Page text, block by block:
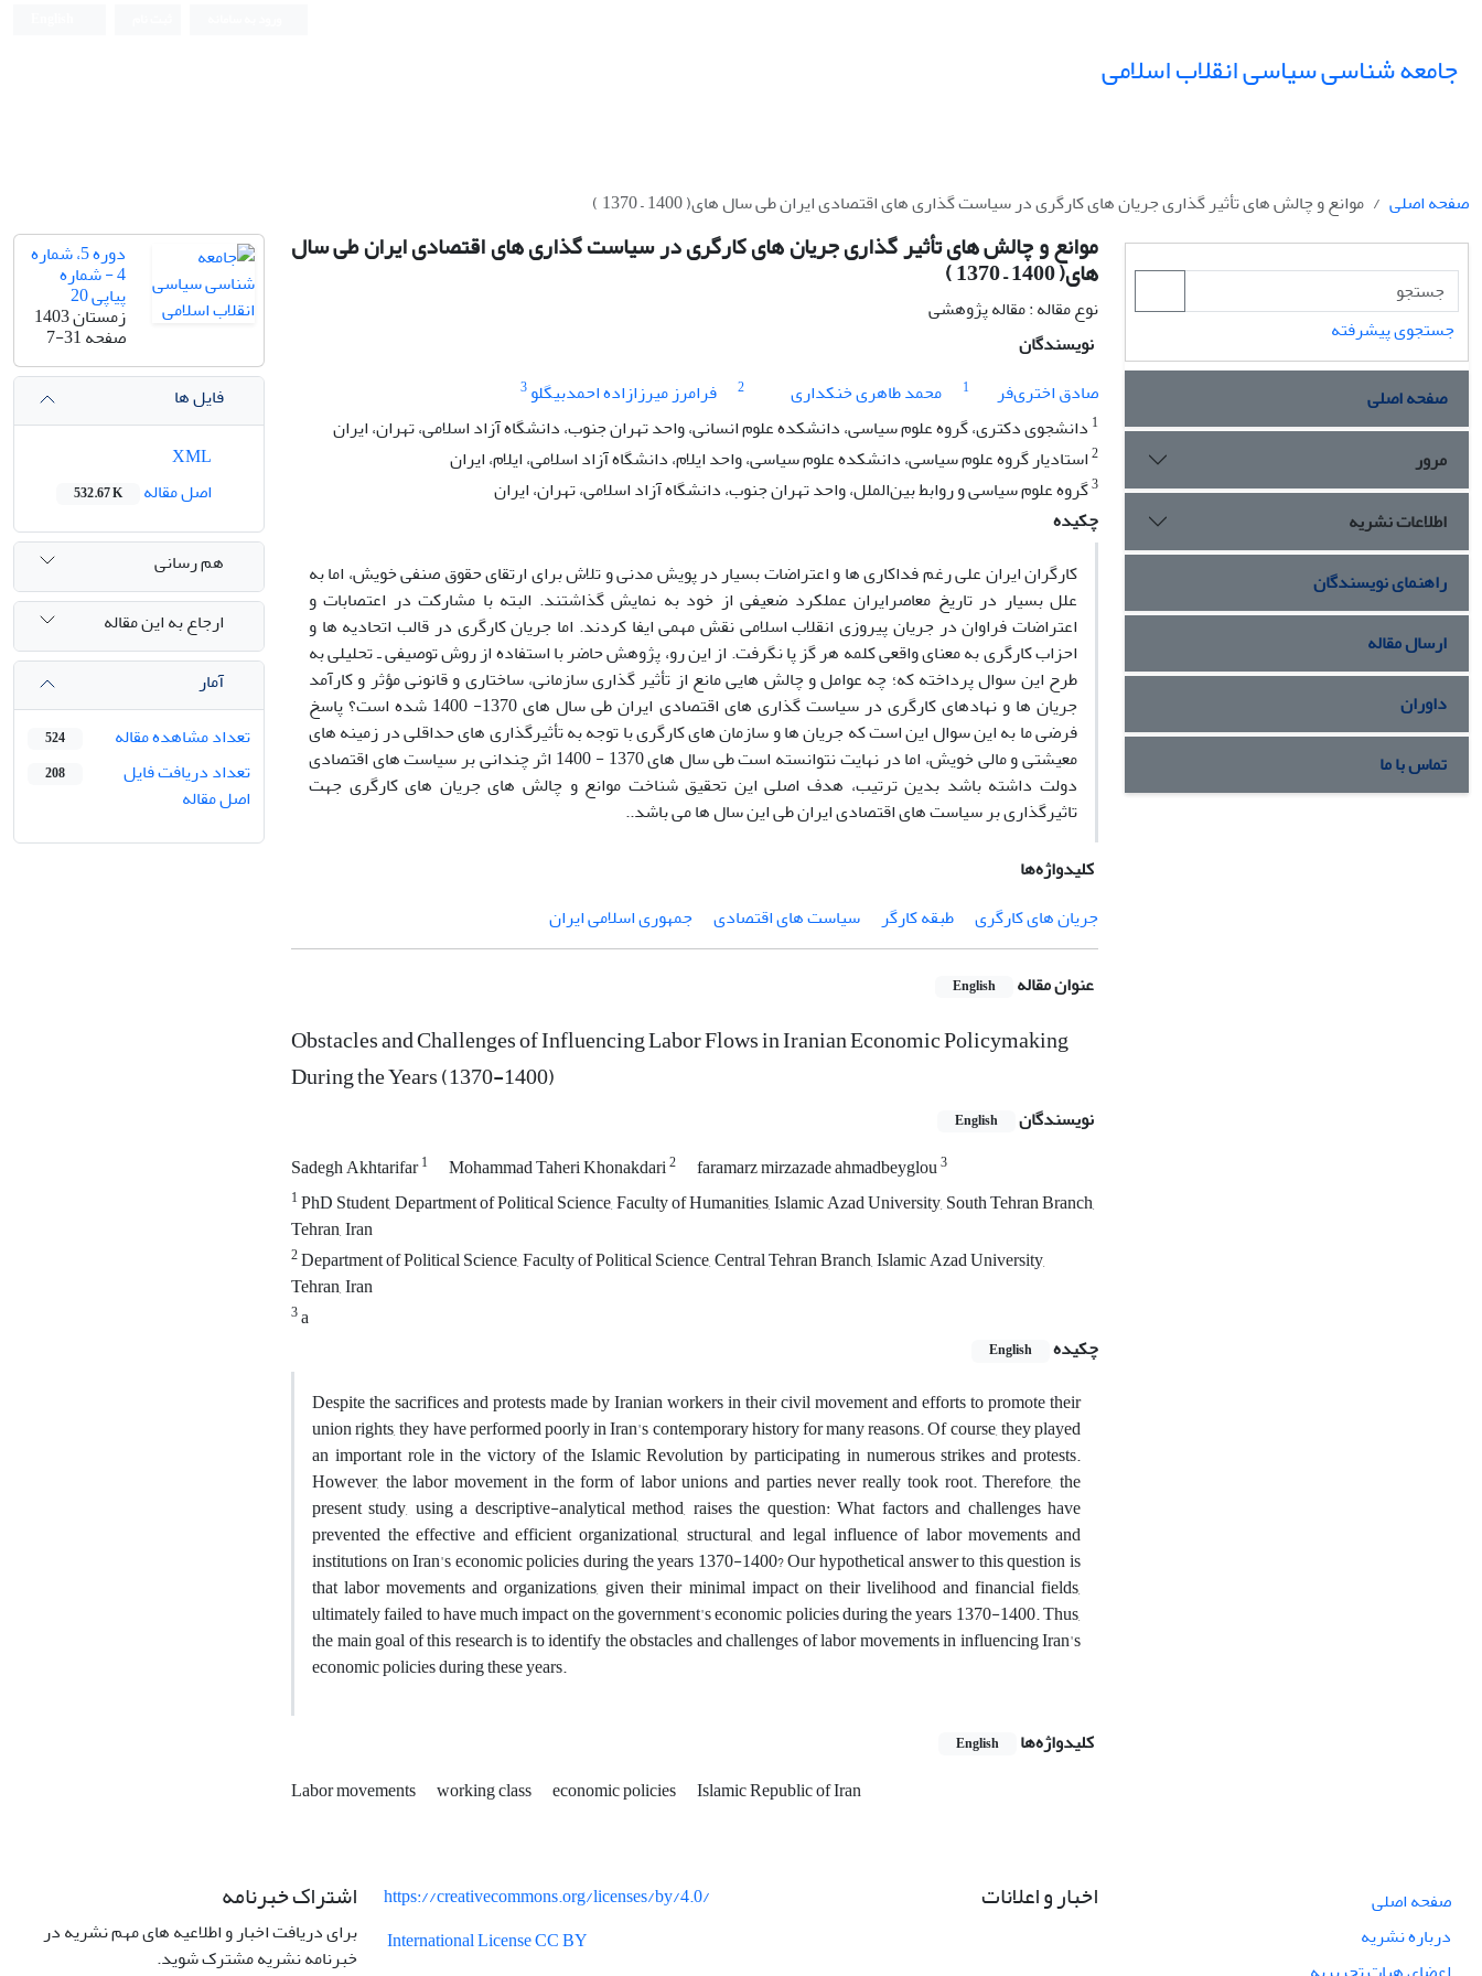
جامعه شناسی سیاسی انقلاب اسلامی
صفحه اصلی موانع و چالش های تأثیر گذاری جریان های کارگری در سیاست گذاری های اقتصادی ایران طی سال های( 1400 – 1370 )
موانع و چالش های تأثیر گذاری جریان های کارگری در سیاست گذاری های اقتصادی ایران طی سال
های( 1400 – 1370 )
نوع مقاله : مقاله پژوهشی
نویسندگان
صادق اختری‌فر
1 محمد طاهری خنکداری 2 فرامرز میرزازاده احمدبیگلو3
1 دانشجوی دکتری، گروه علوم سیاسی، دانشکده علوم انسانی، واحد تهران جنوب، دانشگاه آزاد اسلامی، تهران، ایران
2استادیار گروه علوم سیاسی، دانشکده علوم سیاسی، واحد ایلام، دانشگاه آزاد اسلامی، ایلام، ایران
3گروه علوم سیاسی و روابط بین‌الملل، واحد تهران جنوب، دانشگاه آزاد اسلامی، تهران، ایران
چکیده
کارگران ایران علی رغم فداکاری ها و اعتراضات بسیار در پویش مدنی و تلاش برای ارتقای حقوق صنفی خویش، اما به
علل بسیار در تاریخ معاصرایران عملکرد ضعیفی از خود به نمایش گذاشتند. البته با مشارکت در اعتصابات و
اعتراضات فراوان در جریان پیروزی انقلاب اسلامی نقش مهمی ایفا کردند. اما جریان کارگری در قالب اتحادیه ها و
احزاب کارگری به معنای واقعی کلمه هر گز پا نگرفت. از این رو، پژوهش حاضر با استفاده از روش توصیفی ـ تحلیلی به
طرح این سوال پرداخته که؛ چه عوامل و چالش هایی مانع از تأثیر گذاری سازمانی، ساختاری و قانونی مؤثر و کارآمد
جریان ها و نهادهای کارگری در سیاست گذاری های اقتصادی ایران طی سال های 1370- 1400 شده است؟ پاسخ
فرضی ما به این سوال این است که جریان ها و سازمان های کارگری با توجه به تأثیرگذاری های حداقلی در زمینه های
معیشتی و مالی خویش، اما در نهایت نتوانسته است طی سال های 1370 - 1400 اثر چندانی بر سیاست های اقتصادی
دولت داشته باشد بدین ترتیب، هدف اصلی این تحقیق شناخت موانع و چالش های جریان های کارگری جهت
تاثیرگذاری بر سیاست های اقتصادی ایران طی این سال ها می باشد..
کلیدواژه‌ها
جریان های کارگری
طبقه کارگر سیاست های اقتصادی جمهوری اسلامی ایران
عنوان مقاله English
Obstacles and Challenges of Influencing Labor Flows in Iranian Economic Policymaking
During the Years (1370-1400)
نویسندگان English
Sadegh Akhtarifar1 Mohammad Taheri Khonakdari2 faramarz mirzazade ahmadbeyglou3
1PhD Student, Department of Political Science, Faculty of Humanities, Islamic Azad University, South Tehran Branch,
Tehran, Iran
2Department of Political Science, Faculty of Political Science, Central Tehran Branch, Islamic Azad University,
Tehran, Iran
3a
چکیده
English
Despite the sacrifices and protests made by Iranian workers in their civil movement and efforts to promote their
union rights, they have performed poorly in Iran's contemporary history for many reasons. Of course, they played
an important role in the victory of the Islamic Revolution by participating in numerous strikes and protests.
However, the labor movement in the form of labor unions and parties never really took root. Therefore, the
present study, using a descriptive-analytical method, raises the question: What factors and challenges have
prevented the effective and efficient organizational, structural, and legal influence of labor movements and
institutions on Iran's economic policies during the years 1370-1400? Our hypothetical answer to this question is
that labor movements and organizations, given their minimal impact on their livelihood and financial fields,
ultimately failed to have much impact on the government's economic policies during the years 1370-1400. Thus,
the main goal of this research is to identify the obstacles and challenges of labor movements in influencing Iran's
economic policies during these years.
کلیدواژه‌ها English
Labor movements working class economic policies Islamic Republic of Iran
دوره 5، شماره
4 - شماره
پیاپی 20
زمستان 1403
صفحه7-31
فایل ها
اصل مقاله
532.67 K
هم رسانی
ارجاع به این مقاله
آمار
تعداد مشاهده مقاله
524
تعداد دریافت فایل
اصل مقاله
208
جستجوی پیشرفته
صفحه اصلی
مرور
اطلاعات نشریه
راهنمای نویسندگان
ارسال مقاله
داوران
تماس با ما
صفحه اصلی
درباره نشریه
اخبار و اعلانات
https://creativecommons.org/licenses/by/4.0/
International License CC BY
اشتراک خبرنامه
برای دریافت اخبار و اطلاعیه های مهم نشریه در
خبرنامه نشریه مشترک شوید.